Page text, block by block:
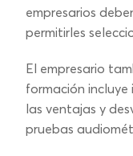
empresarios
permitirles
El empresario
formación incluye
las ventajas y
pruebas